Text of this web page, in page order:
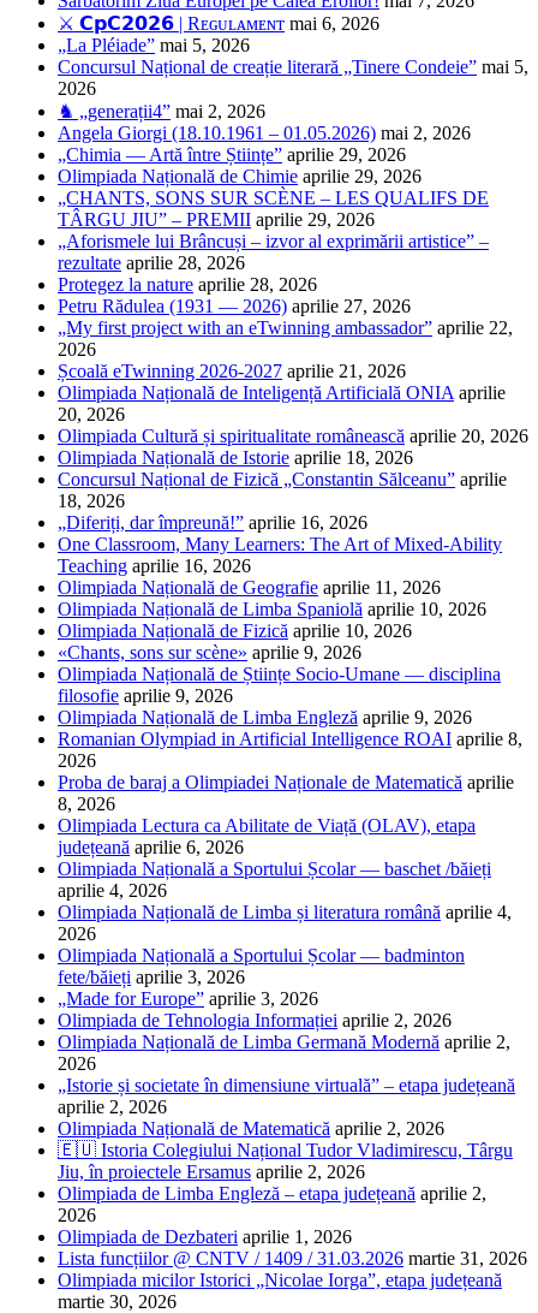
⚔️ 𝗖𝗽𝗖𝟮𝟬𝟮𝟲 | Rᴇɢᴜʟᴀᴍᴇɴᴛ mai 6, 2026
„La Pléiade” mai 5, 2026
Concursul Național de creație literară „Tinere Condeie” mai 5,
2026
♞ „generații4” mai 2, 2026
Angela Giorgi (18.10.1961 – 01.05.2026) mai 2, 2026
„Chimia — Artă între Științe” aprilie 29, 2026
Olimpiada Națională de Chimie aprilie 29, 2026
„CHANTS, SONS SUR SCÈNE – LES QUALIFS DE
TÂRGU JIU” – PREMII aprilie 29, 2026
„Aforismele lui Brâncuși – izvor al exprimării artistice” –
rezultate aprilie 28, 2026
Protegez la nature aprilie 28, 2026
Petru Rădulea (1931 — 2026) aprilie 27, 2026
„My first project with an eTwinning ambassador” aprilie 22,
2026
Școală eTwinning 2026-2027 aprilie 21, 2026
Olimpiada Națională de Inteligență Artificială ONIA aprilie
20, 2026
Olimpiada Cultură și spiritualitate românească aprilie 20, 2026
Olimpiada Națională de Istorie aprilie 18, 2026
Concursul Național de Fizică „Constantin Sălceanu” aprilie
18, 2026
„Diferiți, dar împreună!” aprilie 16, 2026
One Classroom, Many Learners: The Art of Mixed-Ability
Teaching aprilie 16, 2026
Olimpiada Națională de Geografie aprilie 11, 2026
Olimpiada Națională de Limba Spaniolă aprilie 10, 2026
Olimpiada Națională de Fizică aprilie 10, 2026
«Chants, sons sur scène» aprilie 9, 2026
Olimpiada Națională de Științe Socio-Umane — disciplina
filosofie aprilie 9, 2026
Olimpiada Națională de Limba Engleză aprilie 9, 2026
Romanian Olympiad in Artificial Intelligence ROAI aprilie 8,
2026
Proba de baraj a Olimpiadei Naționale de Matematică aprilie
8, 2026
Olimpiada Lectura ca Abilitate de Viață (OLAV), etapa
județeană aprilie 6, 2026
Olimpiada Națională a Sportului Școlar — baschet /băieți
aprilie 4, 2026
Olimpiada Națională de Limba și literatura română aprilie 4,
2026
Olimpiada Națională a Sportului Școlar — badminton
fete/băieți aprilie 3, 2026
„Made for Europe” aprilie 3, 2026
Olimpiada de Tehnologia Informației aprilie 2, 2026
Olimpiada Națională de Limba Germană Modernă aprilie 2,
2026
„Istorie și societate în dimensiune virtuală” – etapa județeană
aprilie 2, 2026
Olimpiada Națională de Matematică aprilie 2, 2026
🇪🇺 Istoria Colegiului Național Tudor Vladimirescu, Târgu
Jiu, în proiectele Ersamus aprilie 2, 2026
Olimpiada de Limba Engleză – etapa județeană aprilie 2,
2026
Olimpiada de Dezbateri aprilie 1, 2026
Lista funcțiilor @ CNTV / 1409 / 31.03.2026 martie 31, 2026
Olimpiada micilor Istorici „Nicolae Iorga”, etapa județeană
martie 30, 2026